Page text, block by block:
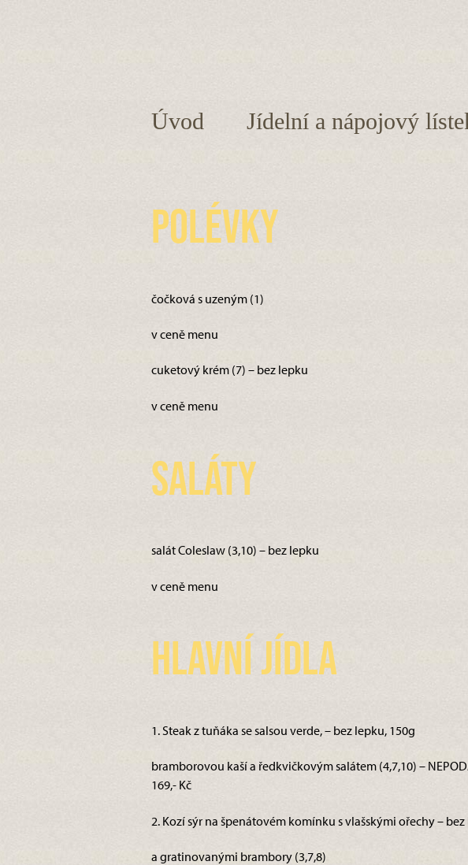
Úvod Jídelní a nápojový
Polévky
čočková s uzeným (1)
v ceně menu
cuketový krém (7) – bez lepku
v ceně menu
Saláty
salát Coleslaw (3,10) – bez lepku
v ceně menu
Hlavní jídla
1. Steak z tuňáka se salsou verde, – bez lepku, 150g
bramborovou kaší a ředkvičkovým salátem (4,7,10) –
169,- Kč
2. Kozí sýr na špenátovém komínku s vlašskými ořechy –
a gratinovanými brambory (3,7,8)